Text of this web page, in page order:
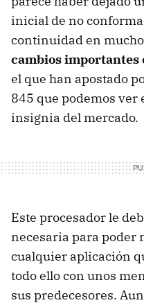
inicial de no
continuidad en
cambios importantes
el que han apostado
845 que podemos ver
insignia del mercado.
Este procesador le
necesaria para poder
cualquier aplicación
todo ello con unos
sus predecesores.